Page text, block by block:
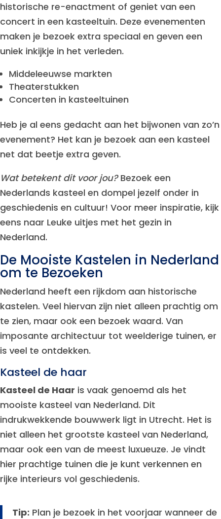
historische re-enactment of geniet van een
concert in een kasteeltuin. Deze evenementen
maken je bezoek extra speciaal en geven een
uniek inkijkje in het verleden.
Middeleeuwse markten
Theaterstukken
Concerten in kasteeltuinen
Heb je al eens gedacht aan het bijwonen van zo’n
evenement? Het kan je bezoek aan een kasteel
net dat beetje extra geven.
Wat betekent dit voor jou?Bezoek een
Nederlands kasteel en dompel jezelf onder in
geschiedenis en cultuur! Voor meer inspiratie, kijk
eens naar Leuke uitjes met het gezin in
Nederland.
De Mooiste Kastelen in Nederland
om te Bezoeken
Nederland heeft een rijkdom aan historische
kastelen. Veel hiervan zijn niet alleen prachtig om
te zien, maar ook een bezoek waard. Van
imposante architectuur tot weelderige tuinen, er
is veel te ontdekken.
Kasteel de haar
Kasteel de Haar is vaak genoemd als het
mooiste kasteel van Nederland. Dit
indrukwekkende bouwwerk ligt in Utrecht. Het is
niet alleen het grootste kasteel van Nederland,
maar ook een van de meest luxueuze. Je vindt
hier prachtige tuinen die je kunt verkennen en
rijke interieurs vol geschiedenis.
Tip: Plan je bezoek in het voorjaar wanneer de